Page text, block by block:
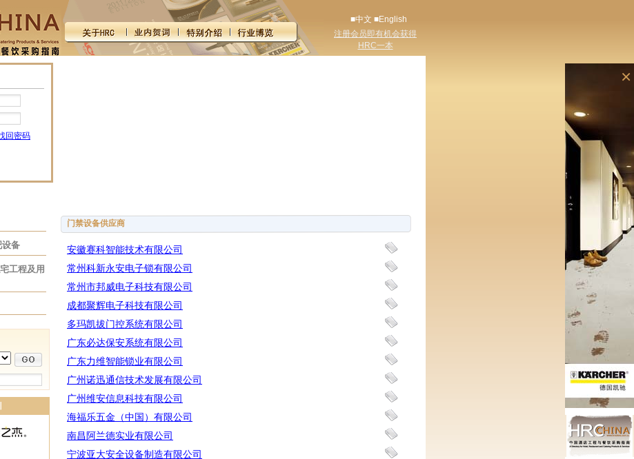
×
■中文 ■English
注册会员即有机会获得
HRC一本
回密码
设备
工程及用
门禁设备供应商
安徽赛科智能技术有限公司
常州科新永安电子锁有限公司
常州市邦威电子科技有限公司
成都聚辉电子科技有限公司
多玛凯拔门控系统有限公司
广东必达保安系统有限公司
广东力维智能锁业有限公司
广州诺迅通信技术发展有限公司
广州维安信息科技有限公司
海福乐五金（中国）有限公司
南昌阿兰德实业有限公司
宁波亚大安全设备制造有限公司